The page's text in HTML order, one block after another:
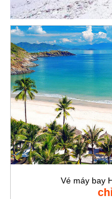
Vé máy bay